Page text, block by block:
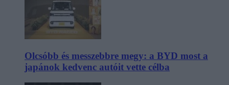
Olcsóbb és messzebbre megy: a BYD most a
japánok kedvenc autóit vette célba